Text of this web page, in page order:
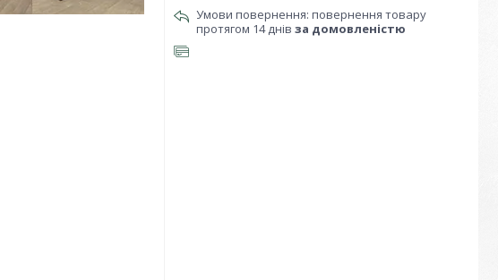
повернення товару
протягом 14 днів за домовленістю